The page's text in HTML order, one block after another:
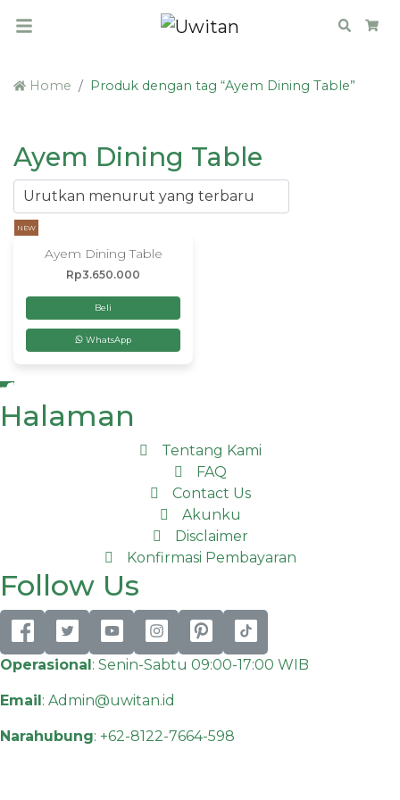
Search
Home Produk dengan tag “Ayem Dining Table”
Ayem Dining Table
NEW
Ayem Dining Table
Rp3.650.000
Beli
WhatsApp
Halaman
Tentang Kami
FAQ
Contact Us
Akunku
Disclaimer
Konfirmasi Pembayaran
Follow Us
Operasional: Senin-Sabtu 09:00-17:00 WIB
Email: Admin@uwitan.id
Narahubung: +62-8122-7664-598